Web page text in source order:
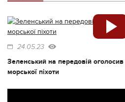
24.05.23
Зеленський на передовій
морської піхоти